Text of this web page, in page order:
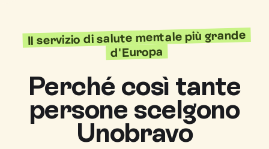
Il servizio di salute mentale più grande
d'Europa
Perché così tante
persone scelgono
Unobravo